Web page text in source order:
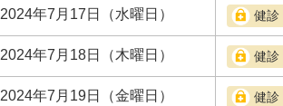
2024年7月17日（水曜日）
2024年7月18日（木曜日）
2024年7月19日（金曜日）